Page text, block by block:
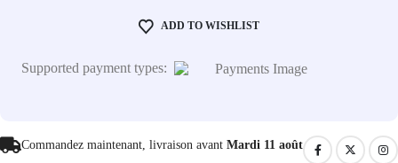
ADD TO WISHLIST
Supported payment types:
Commandez maintenant, livraison avant Mardi 11 août